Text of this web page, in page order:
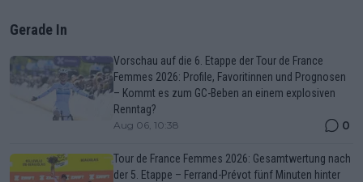
Gerade In
Vorschau auf die 6. Etappe der Tour de France
Femmes 2026: Profile, Favoritinnen und Prognosen
– Kommt es zum GC-Beben an einem explosiven
Renntag?
Aug 06, 10:38 0
Tour de France Femmes 2026: Gesamtwertung nach
der 5. Etappe – Ferrand-Prévot fünf Minuten hinter